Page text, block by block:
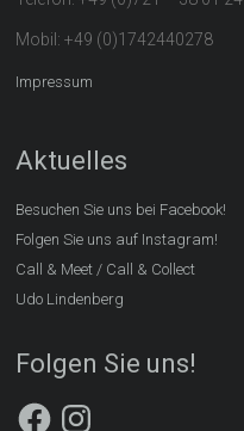
Mobil: +49 (0)1742440278
Impressum
Aktuelles
Besuchen Sie uns bei Facebook!
Folgen Sie uns auf Instagram!
Call & Meet / Call & Collect
Udo Lindenberg
Folgen Sie uns!
FacebookInstagram